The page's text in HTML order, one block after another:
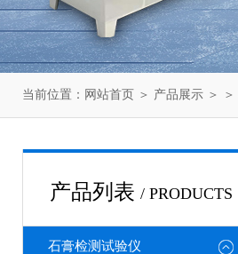
当前位置： 网站首页 ＞ 产品展示 ＞ ＞
产品列表 / PRODUCTS
石膏检测试验仪